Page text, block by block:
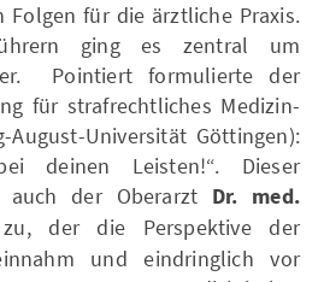
für die ärztliche Praxis.
ging es zentral um
Pointiert formulierte der
für strafrechtliches Medizin-
August-Universität Göttingen):
deinen Leisten!“. Dieser
auch der Oberarzt Dr. med.
zu, der die Perspektive der
und eindringlich vor